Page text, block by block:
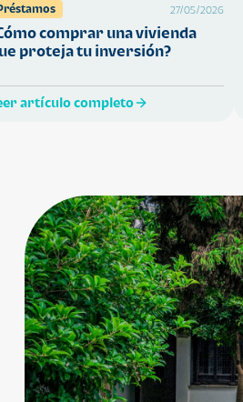
27/05/2026
comprar una vivienda
proteja tu inversión?
artículo completo